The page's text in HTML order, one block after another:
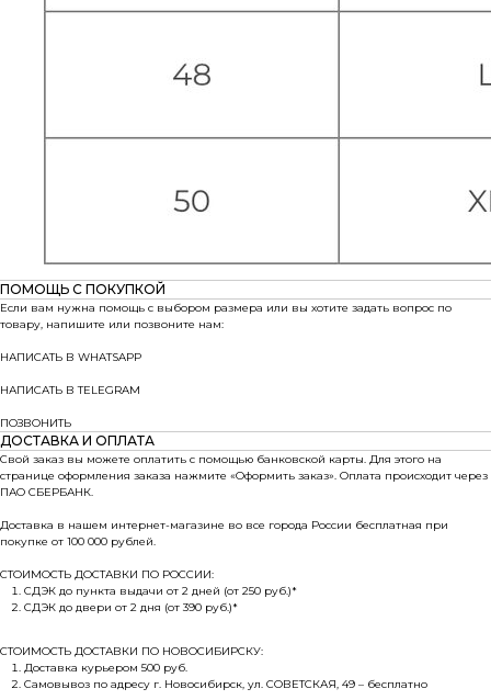
ПОМОЩЬ С ПОКУПКОЙ
Если вам нужна помощь с выбором размера или вы хотите задать вопрос по
товару, напишите или позвоните нам:
НАПИСАТЬ В WHATSAPP
НАПИСАТЬ В TELEGRAM
ПОЗВОНИТЬ
ДОСТАВКА И ОПЛАТА
Свой заказ вы можете оплатить с помощью банковской карты. Для этого на
странице оформления заказа нажмите «Оформить заказ». Оплата происходит через
ПАО СБЕРБАНК.
Доставка в нашем интернет-магазине во все города России бесплатная при
покупке от 100 000 рублей.
СТОИМОСТЬ ДОСТАВКИ ПО РОССИИ:
СДЭК до пункта выдачи от 2 дней (от 250 руб.)*
СДЭК до двери от 2 дня (от 390 руб.)*
СТОИМОСТЬ ДОСТАВКИ ПО НОВОСИБИРСКУ:
Доставка курьером 500 руб.
Самовывоз по адресу г. Новосибирск, ул. СОВЕТСКАЯ, 49 – бесплатно